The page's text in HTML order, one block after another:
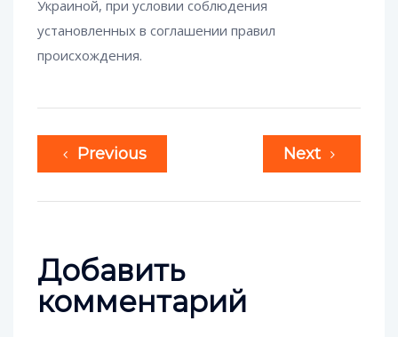
Украиной, при условии соблюдения
установленных в соглашении правил
происхождения.
Previous Next
Добавить
комментарий